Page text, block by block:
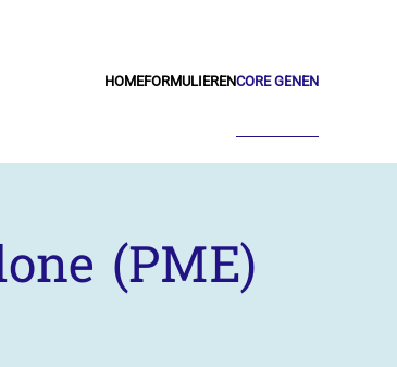
HOMEFORMULIERENCORE GENEN
(PME)